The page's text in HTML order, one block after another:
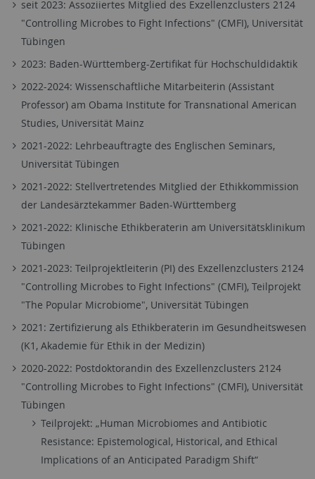
seit 2023: Assoziiertes Mitglied des Exzellenzclusters 2124
"Controlling Microbes to Fight Infections" (CMFI), Universität
Tübingen
2023: Baden-Württemberg-Zertifikat für Hochschuldidaktik
2022-2024: Wissenschaftliche Mitarbeiterin (Assistant
Professor) am Obama Institute for Transnational American
Studies, Universität Mainz
2021-2022: Lehrbeauftragte des Englischen Seminars,
Universität Tübingen
2021-2022: Stellvertretendes Mitglied der Ethikkommission
der Landesärztekammer Baden-Württemberg
2021-2022: Klinische Ethikberaterin am Universitätsklinikum
Tübingen
2021-2023: Teilprojektleiterin (PI) des Exzellenzclusters 2124
"Controlling Microbes to Fight Infections" (CMFI), Teilprojekt
"The Popular Microbiome", Universität Tübingen
2021: Zertifizierung als Ethikberaterin im Gesundheitswesen
(K1, Akademie für Ethik in der Medizin)
2020-2022: Postdoktorandin des Exzellenzclusters 2124
"Controlling Microbes to Fight Infections" (CMFI), Universität
Tübingen
Teilprojekt: „Human Microbiomes and Antibiotic
Resistance: Epistemological, Historical, and Ethical
Implications of an Anticipated Paradigm Shift“